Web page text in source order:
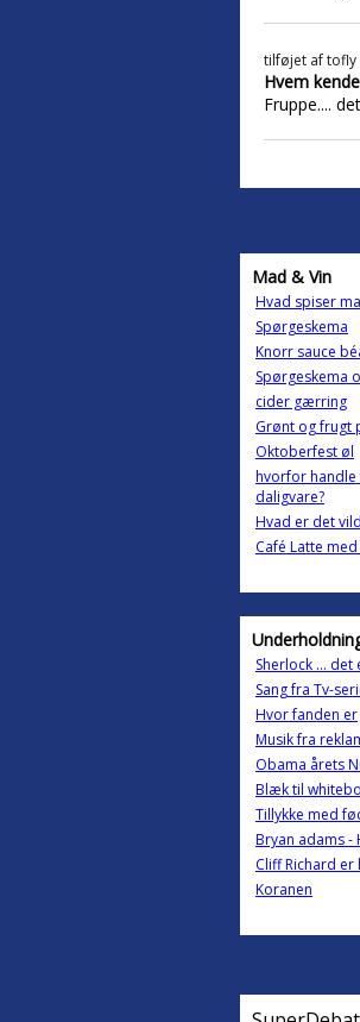
tilføjet aftofly
Hvem
Fruppe....
Mad & Vin
Hvad spiser
Spørgeskema
Knorr sauce
Spørgeskema
cider gærring
Grønt og frugt
Oktoberfest øl
hvorfor
daligvare?
Hvad er det
Café Latte
Sherlock ...
Sang fra Tv-
Hvor fanden er
Musik fra
Obama årets
Blæk til
Tillykke med
Bryan adams -
Cliff Richard er
Koranen